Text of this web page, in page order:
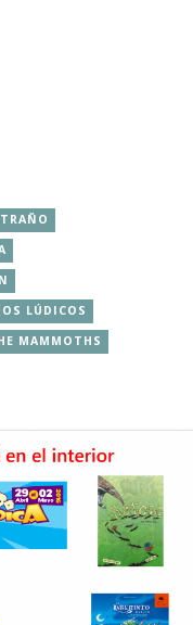
LÚDICOS
MAMMOTHS